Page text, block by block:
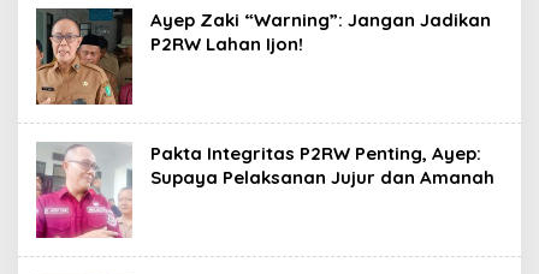
Ayep Zaki “Warning”: Jangan Jadikan
P2RW Lahan Ijon!
Pakta Integritas P2RW Penting, Ayep:
Supaya Pelaksanan Jujur dan Amanah